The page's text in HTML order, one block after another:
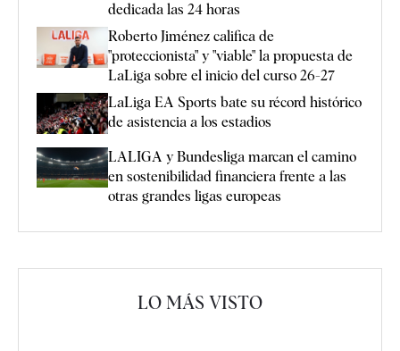
dedicada las 24 horas
Roberto Jiménez califica de
"proteccionista" y "viable" la propuesta de
LaLiga sobre el inicio del curso 26-27
LaLiga EA Sports bate su récord histórico
de asistencia a los estadios
LALIGA y Bundesliga marcan el camino
en sostenibilidad financiera frente a las
otras grandes ligas europeas
LO MÁS VISTO